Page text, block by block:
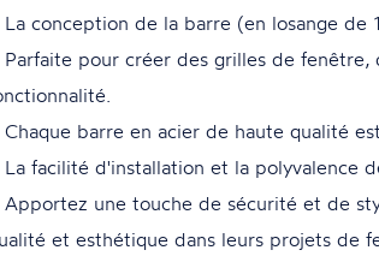
La conception de la barre (en losange de
Parfaite pour créer des grilles de
Chaque barre en acier de haute qualité
La facilité d'installation et la polyvalence
Apportez une touche de sécurité et de
et esthétique dans leurs projets de